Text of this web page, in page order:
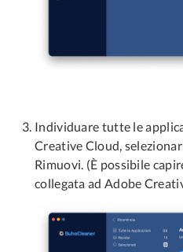
Individuare tutte le
Creative Cloud,
Rimuovi. (È possibile
collegata ad Adobe